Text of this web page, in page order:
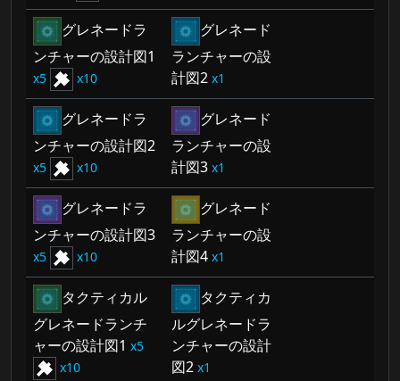
グレネードラ
ンチャーの設計図1
5 10
グレネード
ランチャーの設
計図2
1
グレネードラ
ンチャーの設計図2
5 10
グレネード
ランチャーの設
計図3
1
グレネードラ
ンチャーの設計図3
5 10
グレネード
ランチャーの設
計図4
1
タクティカル
グレネードランチ
ャーの設計図1
5
10
タクティカ
ルグレネードラ
ンチャーの設計
図2
1